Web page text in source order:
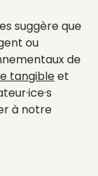
suggère que
ou
de
tangibleet
à notre